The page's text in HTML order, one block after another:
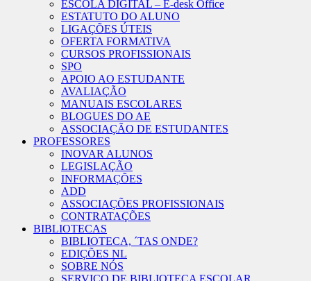
ESCOLA DIGITAL – E-desk Office
ESTATUTO DO ALUNO
LIGAÇÕES ÚTEIS
OFERTA FORMATIVA
CURSOS PROFISSIONAIS
SPO
APOIO AO ESTUDANTE
AVALIAÇÃO
MANUAIS ESCOLARES
BLOGUES DO AE
ASSOCIAÇÃO DE ESTUDANTES
PROFESSORES
INOVAR ALUNOS
LEGISLAÇÃO
INFORMAÇÕES
ADD
ASSOCIAÇÕES PROFISSIONAIS
CONTRATAÇÕES
BIBLIOTECAS
BIBLIOTECA, ´TAS ONDE?
EDIÇÕES NL
SOBRE NÓS
SERVIÇO DE BIBLIOTECA ESCOLAR